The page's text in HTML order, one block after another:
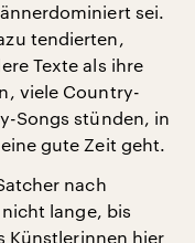
sei.
tendierten,
Texte als ihre
viele Country-
Songs stünden, in
gute Zeit geht.
nach
lange, bis
Künstlerinnen hier